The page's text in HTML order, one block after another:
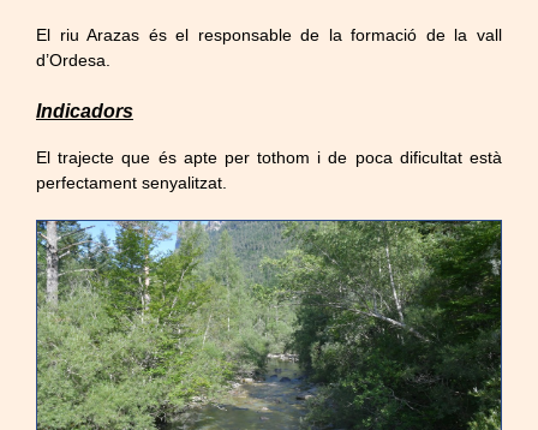
El riu Arazas és el responsable de la formació de la vall
d’Ordesa.
Indicadors
El trajecte que és apte per tothom i de poca dificultat està
perfectament senyalitzat.